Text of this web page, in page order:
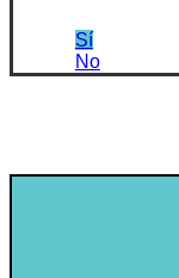
Sí
No